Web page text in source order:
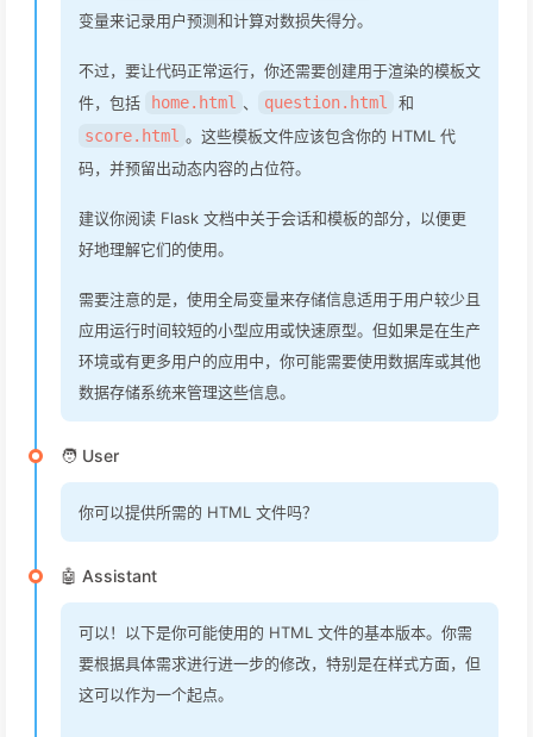
变量来记录用户预测和计算对数损失得分。
不过，要让代码正常运行，你还需要创建用于渲染的模板文
件，包括
home.html 、 question.html
和
score.html 。这些模板文件应该包含你的 HTML 代
码，并预留出动态内容的占位符。
建议你阅读 Flask 文档中关于会话和模板的部分，以便更
好地理解它们的使用。
需要注意的是，使用全局变量来存储信息适用于用户较少且
应用运行时间较短的小型应用或快速原型。但如果是在生产
环境或有更多用户的应用中，你可能需要使用数据库或其他
数据存储系统来管理这些信息。
🧑 User
你可以提供所需的 HTML 文件吗？
🤖 Assistant
可以！以下是你可能使用的 HTML 文件的基本版本。你需
要根据具体需求进行进一步的修改，特别是在样式方面，但
这可以作为一个起点。